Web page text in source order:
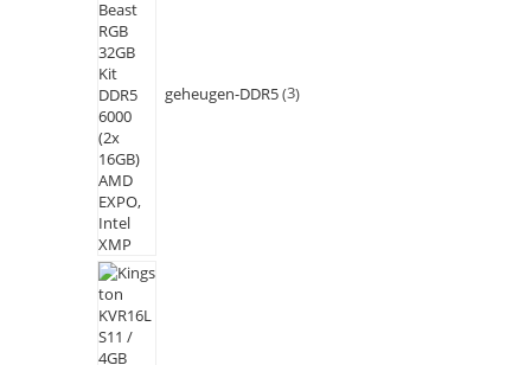
geheugen-DDR5 3